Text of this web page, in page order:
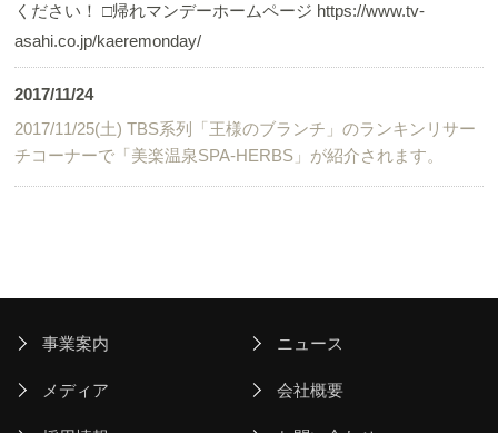
ください！ □帰れマンデーホームページ https://www.tv-
asahi.co.jp/kaeremonday/
2017/11/24
2017/11/25(土) TBS系列「王様のブランチ」のランキンリサー
チコーナーで「美楽温泉SPA-HERBS」が紹介されます。
事業案内 ニュース
メディア 会社概要